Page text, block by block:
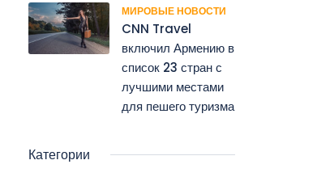
МИРОВЫЕ НОВОСТИ
CNN Travel
включил Армению в
список 23 стран с
лучшими местами
для пешего туризма
Категории